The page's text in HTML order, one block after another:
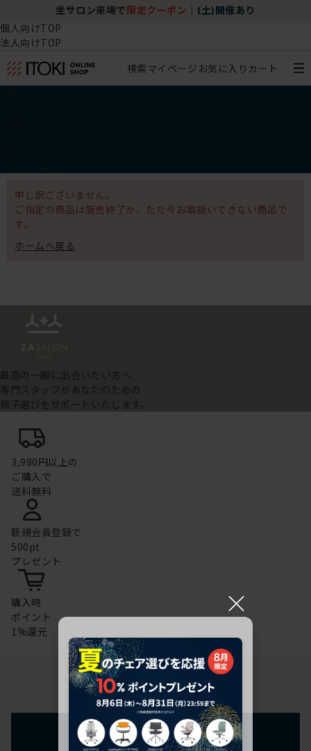
坐サロン来場で 限定クーポン (土)開催あり
個人向けTOP
法人向けTOP
検索マイページ お気に入り カート
申し訳ございません。
ご指定の商品は販売終了か、ただ今お取扱いできない商品で
す。
ホームへ戻る
最高の一脚に出会いたい方へ
専門スタッフがあなたのための
椅子選びをサポートいたします。
3,980円以上の
ご購入で
送料無料
新規会員登録で
500pt
プレゼント
購入時
ポイント
1%還元
お問い合わせ
フォームからのお問い合わせ
×